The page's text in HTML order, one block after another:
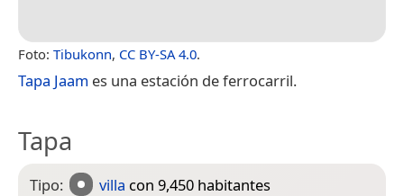
Foto: Tibukonn, CC BY-SA 4.0.
Tapa Jaam es una estación de ferrocarril.
Tapa
Tipo: villa con 9,450 habitantes